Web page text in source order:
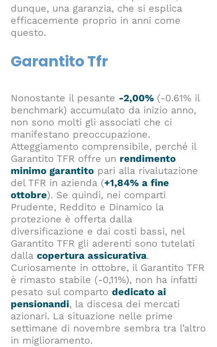
dunque, una garanzia, che si esplica
efficacemente proprio in anni come
questo.
Garantito Tfr
Nonostante il pesante -2,00% (-0.61% il
benchmark) accumulato da inizio anno,
non sono molti gli associati che ci
manifestano preoccupazione.
Atteggiamento comprensibile, perché il
Garantito TFR offre un rendimento
minimo garantito pari alla rivalutazione
del TFR in azienda (+1,84% a fine
ottobre). Se quindi, nei comparti
Prudente, Reddito e Dinamico la
protezione è offerta dalla
diversificazione e dai costi bassi, nel
Garantito TFR gli aderenti sono tutelati
dallacopertura assicurativa.
Curiosamente in ottobre, il Garantito TFR
è rimasto stabile (-0,11%), non ha infatti
pesato sul compartodedicato ai
pensionandi, la discesa dei mercati
azionari. La situazione nelle prime
settimane di novembre sembra tra l’altro
in miglioramento.